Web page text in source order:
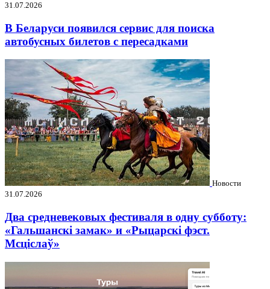
31.07.2026
В Беларуси появился сервис для поиска
автобусных билетов с пересадками
Новости
31.07.2026
Два средневековых фестиваля в одну субботу:
«Гальшанскі замак» и «Рыцарскі фэст.
Мсціслаў»